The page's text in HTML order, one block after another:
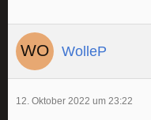
WolleP
12. Oktober 2022 um 23:22